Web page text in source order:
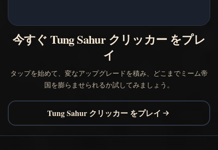
今すぐ Tung Sahur クリッカー をプレ
イ
タップを始めて、変なアップグレードを積み、どこまでミーム帝
国を膨らませられるか試してみましょう。
Tung Sahur クリッカー をプレイ